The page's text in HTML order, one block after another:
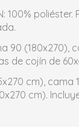
100%
90 (180x270),
de cojín de
cm), cama
cm).